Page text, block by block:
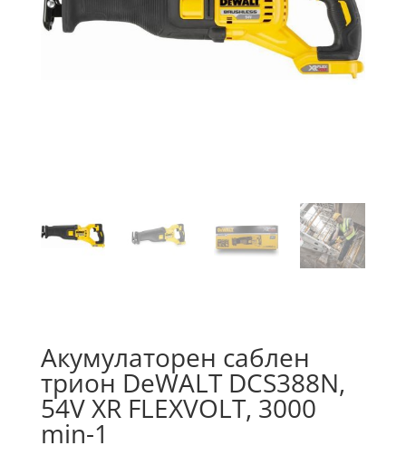
Акумулаторен саблен
трион DeWALT DCS388N,
54V XR FLEXVOLT, 3000
min-1